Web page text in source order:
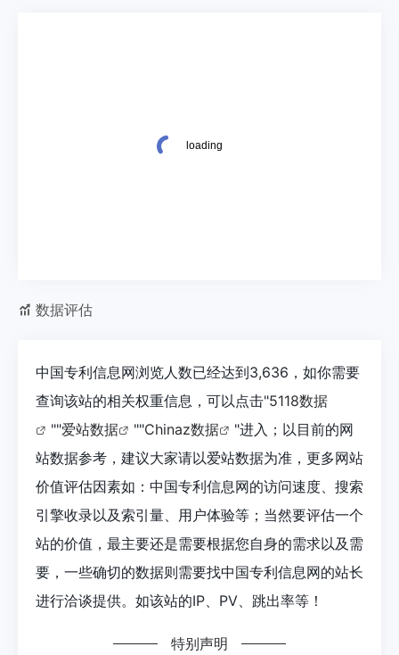
数据评估
中国专利信息网浏览人数已经达到3,636，如你需要
查询该站的相关权重信息，可以点击"5118数据
""爱站数据 ""Chinaz数据
"进入；以目前的网
站数据参考，建议大家请以爱站数据为准，更多网站
价值评估因素如：中国专利信息网的访问速度、搜索
引擎收录以及索引量、用户体验等；当然要评估一个
站的价值，最主要还是需要根据您自身的需求以及需
要，一些确切的数据则需要找中国专利信息网的站长
进行洽谈提供。如该站的IP、PV、跳出率等！
特别声明